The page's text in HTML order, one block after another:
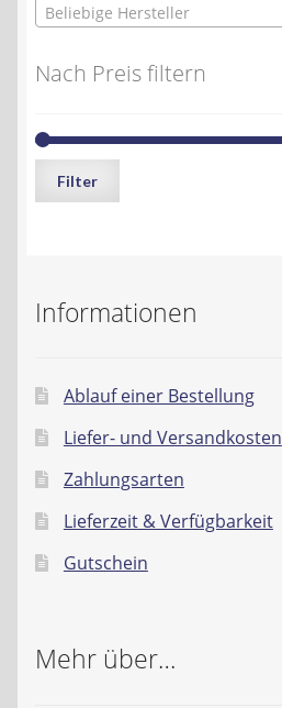
Beliebige Hersteller
Nach Preis filtern
Filter
Informationen
Ablauf einer Bestellung
Liefer- und Versandkosten
Zahlungsarten
Lieferzeit & Verfügbarkeit
Gutschein
Mehr über…